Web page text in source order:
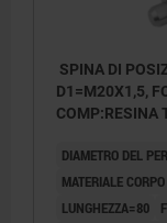
SPINA DI
D1=M20X1,5,
COMP:RESINA
DIAMETRO DEL
MATERIALE
LUNGHEZZA=80